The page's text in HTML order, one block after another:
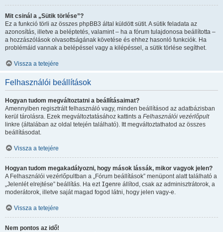
Mit csinál a „Sütik törlése”?
Ez a funkció törli az összes phpBB3 által küldött sütit. A sütik feladata az
azonosítás, illetve a beléptetés, valamint – ha a fórum tulajdonosa beállította –
a hozzászólások olvasottságának követése és ehhez hasonló funkciók. Ha
problémáid vannak a belépéssel vagy a kilépéssel, a sütik törlése segíthet.
Vissza a tetejére
Felhasználói beállítások
Hogyan tudom megváltoztatni a beállításaimat?
Amennyiben regisztrált felhasználó vagy, minden beállításod az adatbázisban
kerül tárolásra. Ezek megváltoztatásához kattints a Felhasználói vezérlőpult
linkre (általában az oldal tetején található). Itt megváltoztathatod az összes
beállításodat.
Vissza a tetejére
Hogyan tudom megakadályozni, hogy mások lássák, mikor vagyok jelen?
A Felhasználói vezérlőpultban a „Fórum beállítások” menüpont alatt található a
„Jelenlét elrejtése” beállítás. Ha ezt Igenre állítod, csak az adminisztrátorok, a
moderátorok, illetve saját magad fogod látni, hogy jelen vagy-e.
Vissza a tetejére
Nem pontos az idő!